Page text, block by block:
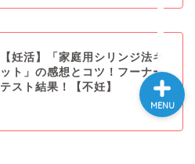
【妊活】「家庭用シリンジ法キ
ット」の感想とコツ！フーナー
テスト結果！【不妊】
MENU